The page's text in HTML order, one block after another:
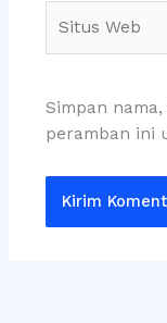
Web
Simpan
peramban ini